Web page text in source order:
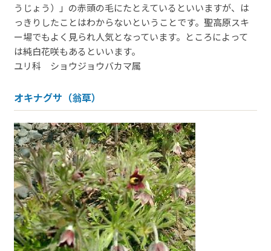
うじょう）」の赤頭の毛にたとえているといいますが、は
っきりしたことはわからないということです。聖高原スキ
ー場でもよく見られ人気となっています。ところによって
は純白花咲もあるといいます。
ユリ科 ショウジョウバカマ属
オキナグサ（翁草）